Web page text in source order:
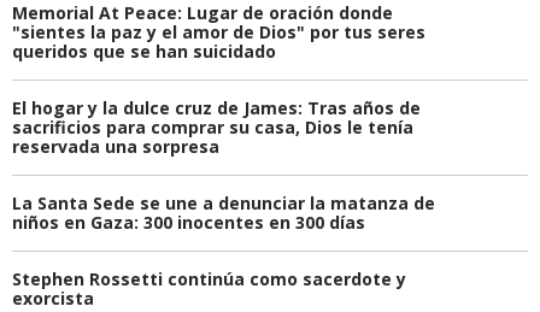
Memorial At Peace: Lugar de oración donde
"sientes la paz y el amor de Dios" por tus seres
queridos que se han suicidado
El hogar y la dulce cruz de James: Tras años de
sacrificios para comprar su casa, Dios le tenía
reservada una sorpresa
La Santa Sede se une a denunciar la matanza de
niños en Gaza: 300 inocentes en 300 días
Stephen Rossetti continúa como sacerdote y
exorcista